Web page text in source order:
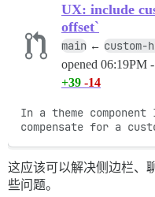
UX: include
offset`
main ← custom-
opened 06:19PM
+39 -14
In a theme
compensate for a
这应该可以解决侧边栏、
些问题。